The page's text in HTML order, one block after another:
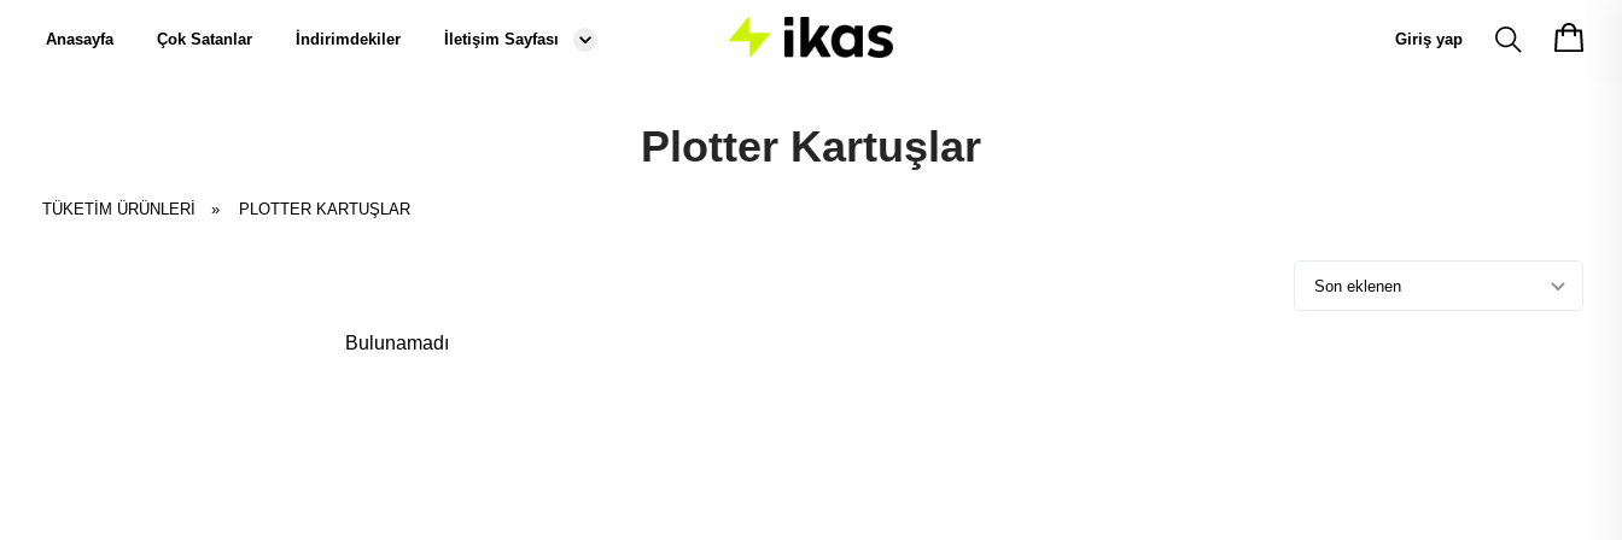
Anasayfa Çok Satanlar İndirimdekiler İletişim Sayfası Giriş yap
Plotter Kartuşlar
TÜKETİM ÜRÜNLERİ » PLOTTER KARTUŞLAR
Son eklenen
Bulunamadı